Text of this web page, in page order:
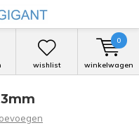
wishlist winkelwagen
0